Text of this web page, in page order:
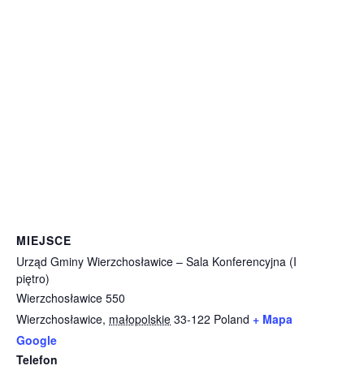
MIEJSCE
Urząd Gminy Wierzchosławice – Sala Konferencyjna (I
piętro)
Wierzchosławice 550
Wierzchosławice, małopolskie 33-122 Poland + Mapa
Google
Telefon